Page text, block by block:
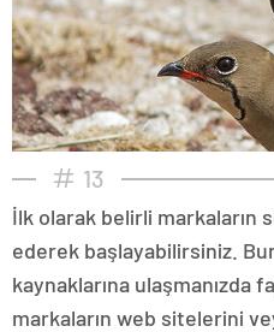
13
İlk olarak belirli markaların
ederek başlayabilirsiniz.
kaynaklarına ulaşmanızda
markaların web sitelerini